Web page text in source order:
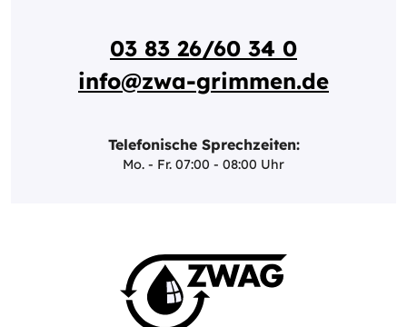
03 83 26/60 34 0
info@zwa-grimmen.de
Telefonische Sprechzeiten:
Mo. - Fr. 07:00 - 08:00 Uhr